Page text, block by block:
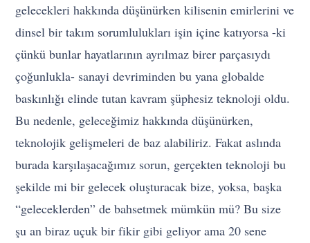
gelecekleri hakkında düşünürken kilisenin emirlerini ve
dinsel bir takım sorumlulukları işin içine katıyorsa -ki
çünkü bunlar hayatlarının ayrılmaz birer parçasıydı
çoğunlukla- sanayi devriminden bu yana globalde
baskınlığı elinde tutan kavram şüphesiz teknoloji oldu.
Bu nedenle, geleceğimiz hakkında düşünürken,
teknolojik gelişmeleri de baz alabiliriz. Fakat aslında
burada karşılaşacağımız sorun, gerçekten teknoloji bu
şekilde mi bir gelecek oluşturacak bize, yoksa, başka
“geleceklerden” de bahsetmek mümkün mü? Bu size
şu an biraz uçuk bir fikir gibi geliyor ama 20 sene